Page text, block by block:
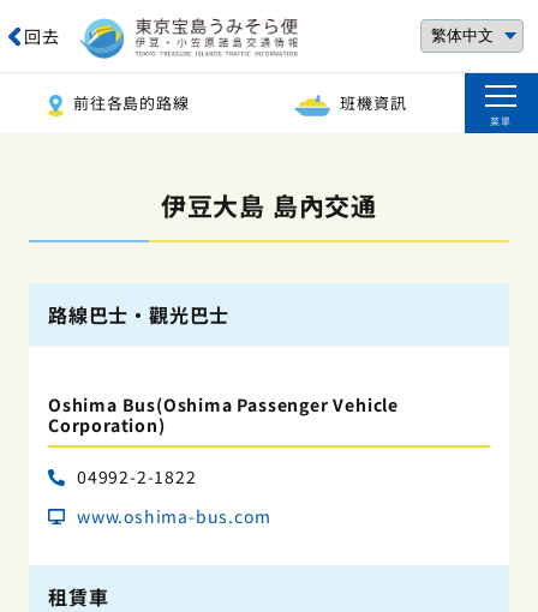
回去
前往各島的路線 班機資訊
菜單
伊豆大島 島內交通
路線巴士・觀光巴士
Oshima Bus(Oshima Passenger Vehicle
Corporation)
04992-2-1822
www.oshima-bus.com
租賃車